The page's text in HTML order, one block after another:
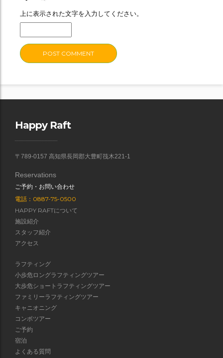
上に表示された文字を入力してください。
Happy Raft
〒789-0157 高知県長岡郡大豊町筏木221-1
Reservations
ご予約・お問い合わせ
電話：0887-75-0500
HAPPY RAFTについて
施設紹介
スタッフ紹介
アクセス
ラフティング
小歩危ロングラフティングツアー
大歩危ショートラフティングツアー
ファミリーラフティングツアー
キャニオニング
コンボツアー
ご予約
宿泊
よくある質問